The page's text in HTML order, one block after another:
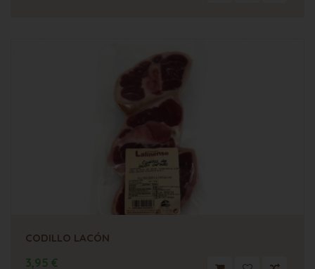
CODILLO LACÓN
3,95 €